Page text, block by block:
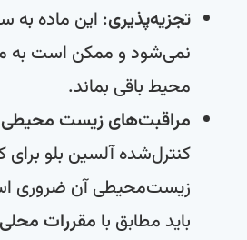
تجزیه‌پذیری: این ماده به
نمی‌شود و ممکن است به
محیط باقی بماند.
مراقبت‌های زیست محیطی:
کنترل‌شده آلسین بلو برای
زیست‌محیطی آن ضروری
باید مطابق با مقررات محلی و